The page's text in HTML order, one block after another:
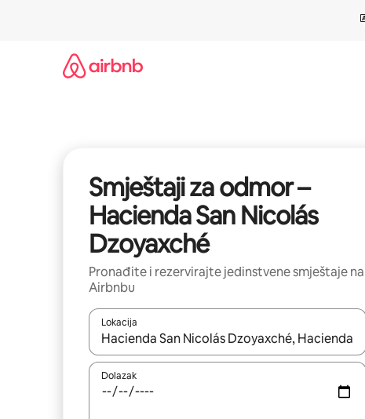
Smještaji za odmor –
Hacienda San Nicolás
Dzoyaxché
Pronađite i rezervirajte jedinstvene smještaje na
Airbnbu
Lokacija
Kada budu dostupni rezultati, moći ćete ih
Dolazak